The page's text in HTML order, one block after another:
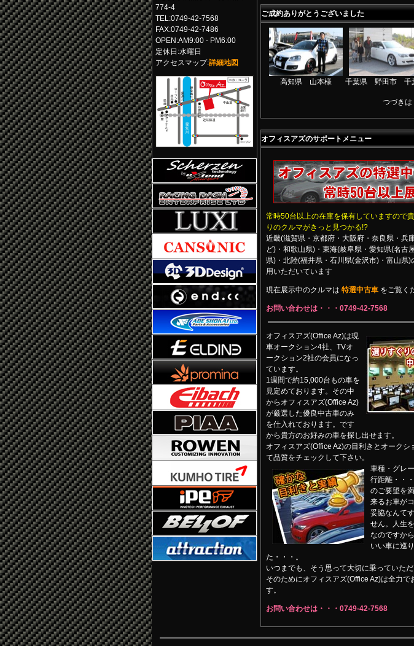
774-4
TEL:0749-42-7568
FAX:0749-42-7486
OPEN:AM9:00 - PM6:00
定休日:水曜日
アクセスマップ:詳細地図
ご成約ありがとうございました
高知県 山本様 千葉県 野田市 千
つづきは
オフィスアズのサポートメニュー
常時50台以上の在庫を保有していますので
りのクルマがきっと見つかる!?
近畿(滋賀県・京都府・大阪府・奈良県・兵
ど)・和歌山県)・東海(岐阜県・愛知県(名古
県)・北陸(福井県・石川県(金沢市)・富山県)
用いただいています
現在展示中のクルマは 特選中古車 をご覧く
お問い合わせは・・・0749-42-7568
オフィスアズ(Office Az)は現
車オークション4社、TVオ
ークション2社の会員になっ
ています。
1週間で約15,000台もの車を
見定めております。その中
からオフィスアズ(Office Az)
が厳選した優良中古車のみ
を仕入れております。です
から貴方のお好みの車を探し出せます。
オフィスアズ(Office Az)の目利きとオークシ
て品質をチェックして下さい。
車種・グレ
行距離・・
のご要望を
来るお車が
妥協なんて
せん。人生
なのですから
いい車に巡
た・・・。
いつまでも、そう思って大切に乗っていただ
そのためにオフィスアズ(Office Az)は全力で
す。
お問い合わせは・・・0749-42-7568